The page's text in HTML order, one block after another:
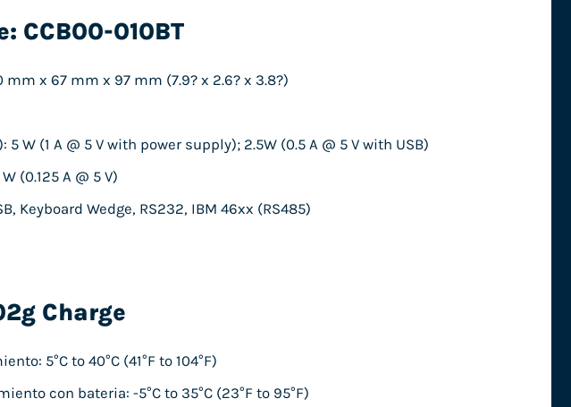
CCB00-010BT
x 67 mm x 97 mm (7.9? x 2.6? x 3.8?)
W (1 A @ 5 V with power supply); 2.5W (0.5 A @ 5 V with USB)
(0.125 A @ 5 V)
Keyboard Wedge, RS232, IBM 46xx (RS485)
Charge
5°C to 40°C (41°F to 104°F)
con bateria: -5°C to 35°C (23°F to 95°F)